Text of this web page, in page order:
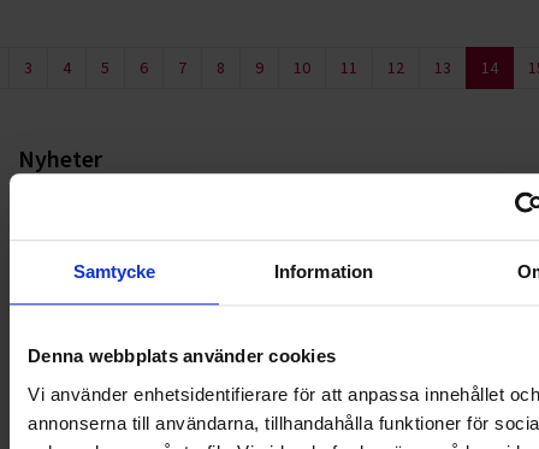
Samtycke Information
Denna webbplats använder cookies
Vi använder enhetsidentifierare för att anpassa innehållet och
annonserna till användarna, tillhandahålla funktioner för
3 4 5 6 7 8 9 10 11 12 13 14
Nyheter
HÅLLBARHET
NYA UPPDRAG